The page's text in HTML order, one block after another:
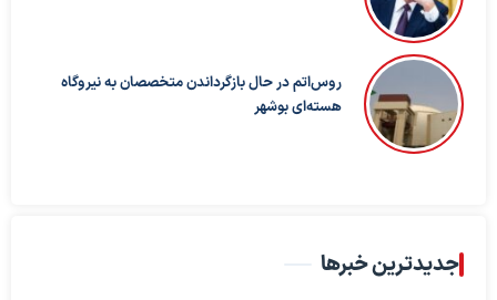
روس‌اتم در حال بازگرداندن متخصصان به نیروگاه
هسته‌ای بوشهر
جدیدترین خبرها